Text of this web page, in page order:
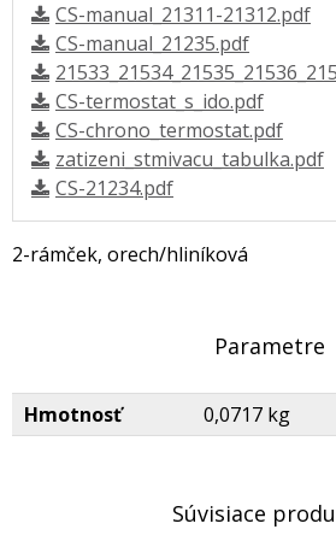
CS-manual_21311-21312.pdf
CS-manual_21235.pdf
CS-termostat_s_ido.pdf
CS-chrono_termostat.pdf
zatizeni_stmivacu_tabulka.pdf
CS-21234.pdf
2-rámček, orech/hliníková
Parametre
Hmotnosť 0,0717 kg
Súvisiace